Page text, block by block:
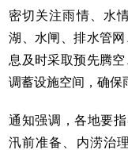
密切关注雨情、水
湖、水闸、排水管
息及时采取预先腾
调蓄设施空间，确保
通知强调，各地要
汛前准备、内涝治